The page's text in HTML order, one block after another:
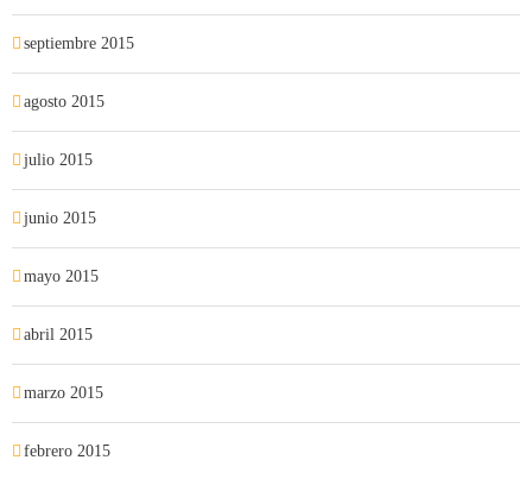
septiembre 2015
agosto 2015
julio 2015
junio 2015
mayo 2015
abril 2015
marzo 2015
febrero 2015